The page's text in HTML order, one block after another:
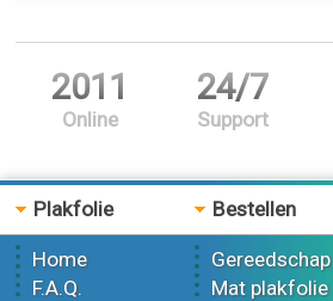
2011
Online
24/7
Support
Plakfolie
Home
F.A.Q.
Bestellen
Gereedschap
Mat plakfolie